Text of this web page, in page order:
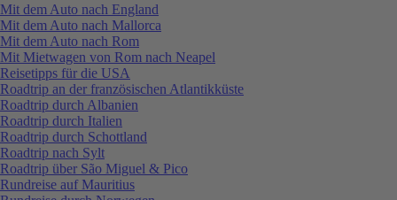
Mit dem Auto nach England
Mit dem Auto nach Mallorca
Mit dem Auto nach Rom
Mit Mietwagen von Rom nach Neapel
Reisetipps für die USA
Roadtrip an der französischen Atlantikküste
Roadtrip durch Albanien
Roadtrip durch Italien
Roadtrip durch Schottland
Roadtrip nach Sylt
Roadtrip über São Miguel & Pico
Rundreise auf Mauritius